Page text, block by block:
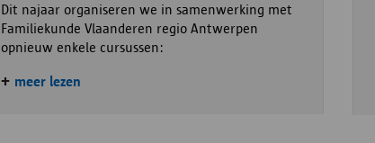
Dit najaar organiseren we in samenwerking met
Familiekunde Vlaanderen regio Antwerpen
opnieuw enkele cursussen:
meer lezen